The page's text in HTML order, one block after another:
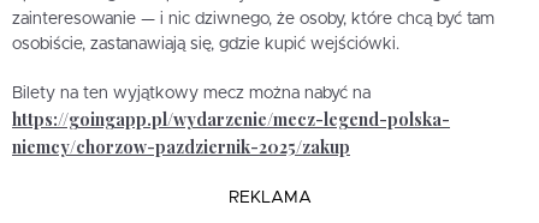
zainteresowanie — i nic dziwnego, że osoby, które chcą być tam
osobiście, zastanawiają się, gdzie kupić wejściówki.
Bilety na ten wyjątkowy mecz można nabyć na
https://goingapp.pl/wydarzenie/mecz-legend-polska-
niemcy/chorzow-pazdziernik-2025/zakup
REKLAMA